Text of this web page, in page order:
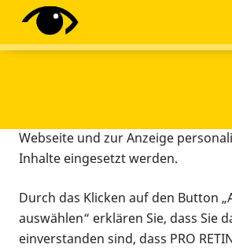
Diese Webseite setzt verschiedene
Tracking-Tools ein. Dies beinhaltet
Webseite und zur Anzeige
Inhalte eingesetzt werden.
Durch das Klicken auf den Button
auswählen“ erklären Sie, dass Sie
einverstanden sind, dass PRO